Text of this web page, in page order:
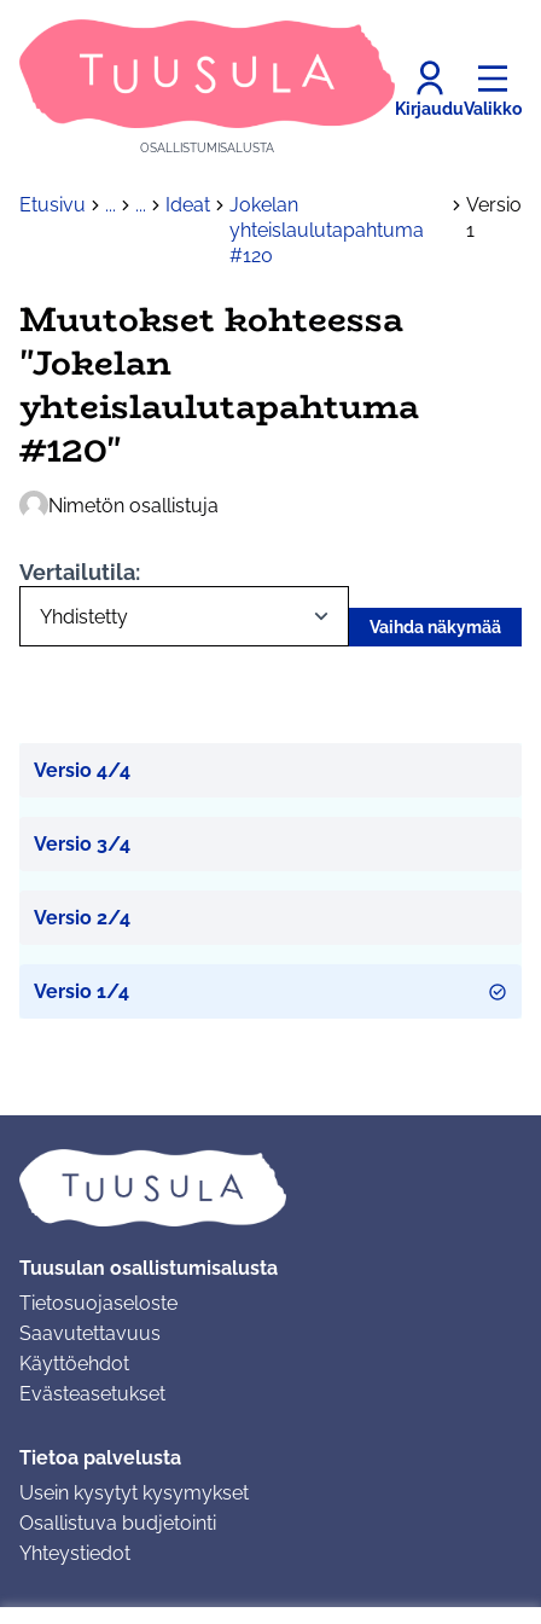
OSALLISTUMISALUSTA
KirjauduValikko
Etusivu ... ... Ideat
Jokelan
yhteislaulutapahtuma
#120
Versio
1
Muutokset kohteessa
"Jokelan
yhteislaulutapahtuma
#120"
Nimetön osallistuja
Vertailutila:
Vaihda näkymää
Versio 4/4
Versio 3/4
Versio 2/4
Versio 1/4
Tuusulan osallistumisalusta
Tietosuojaseloste
Saavutettavuus
Käyttöehdot
Evästeasetukset
Tietoa palvelusta
Usein kysytyt kysymykset
Osallistuva budjetointi
Yhteystiedot